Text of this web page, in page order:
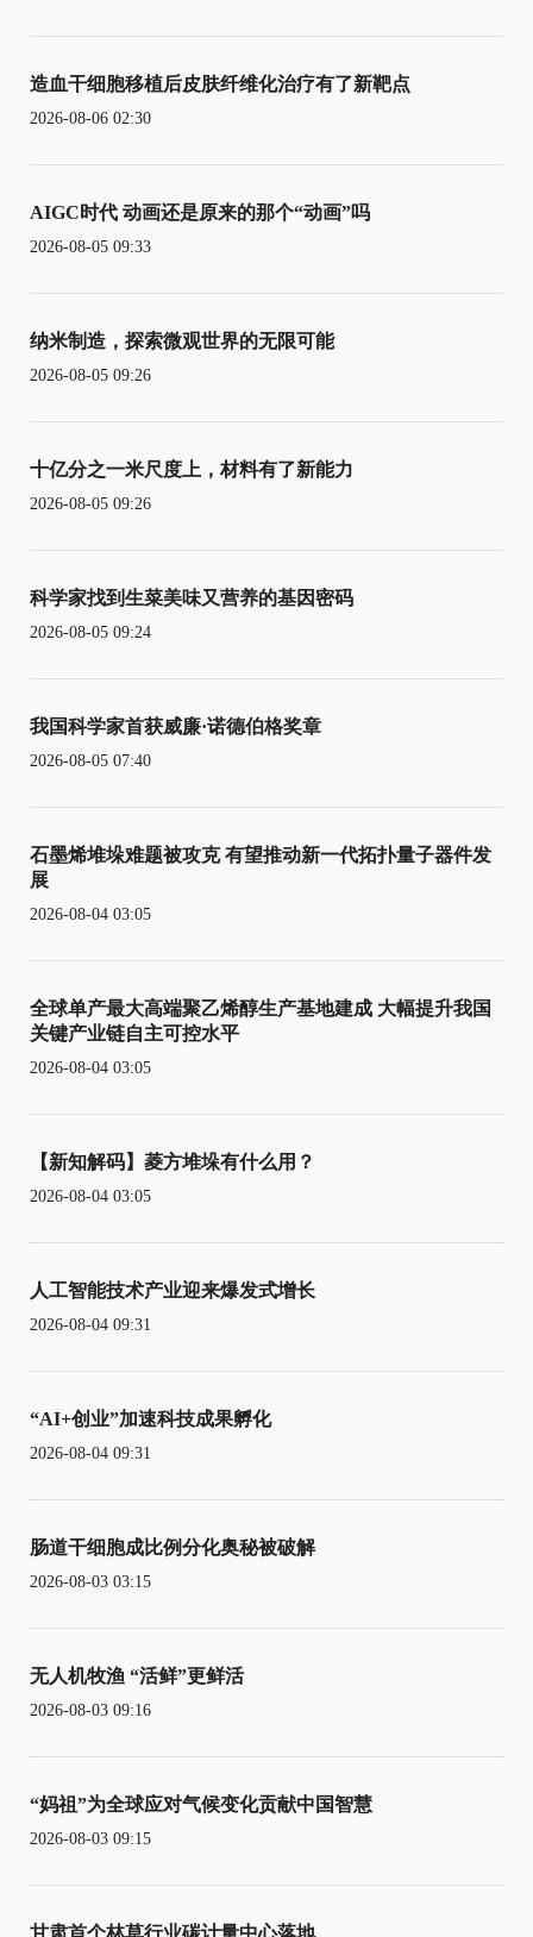
造血干细胞移植后皮肤纤维化治疗有了新靶点
2026-08-06 02:30
AIGC时代 动画还是原来的那个“动画”吗
2026-08-05 09:33
纳米制造，探索微观世界的无限可能
2026-08-05 09:26
十亿分之一米尺度上，材料有了新能力
2026-08-05 09:26
科学家找到生菜美味又营养的基因密码
2026-08-05 09:24
我国科学家首获威廉·诺德伯格奖章
2026-08-05 07:40
石墨烯堆垛难题被攻克 有望推动新一代拓扑量子器件发
展
2026-08-04 03:05
全球单产最大高端聚乙烯醇生产基地建成 大幅提升我国
关键产业链自主可控水平
2026-08-04 03:05
【新知解码】菱方堆垛有什么用？
2026-08-04 03:05
人工智能技术产业迎来爆发式增长
2026-08-04 09:31
“AI+创业”加速科技成果孵化
2026-08-04 09:31
肠道干细胞成比例分化奥秘被破解
2026-08-03 03:15
无人机牧渔 “活鲜”更鲜活
2026-08-03 09:16
“妈祖”为全球应对气候变化贡献中国智慧
2026-08-03 09:15
甘肃首个林草行业碳计量中心落地